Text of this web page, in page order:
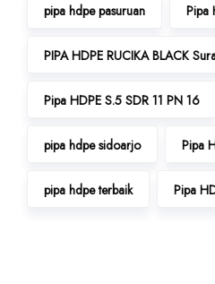
pipa hdpe pasuruan Pipa
PIPA HDPE RUCIKA BLACK
Pipa HDPE S.5 SDR 11 PN 16
pipa hdpe sidoarjo Pipa
pipa hdpe terbaik Pipa